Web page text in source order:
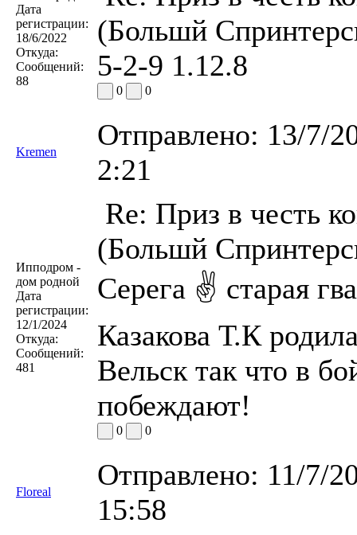
Дата
регистрации:
18/6/2022
Откуда:
Сообщений:
88
(Большй
5-2-9 1.12.8
0 0
Kremen
Отправлено: 13/7/
2:21
Ипподром -
дом родной
Дата
регистрации:
12/1/2024
Откуда:
Сообщений:
481
Re: Приз в честь
(Большй
Серега ✌️ старая
Казакова Т.К
Вельск так что в
побеждают!
0 0
Floreal
Отправлено: 11/7/
15:58